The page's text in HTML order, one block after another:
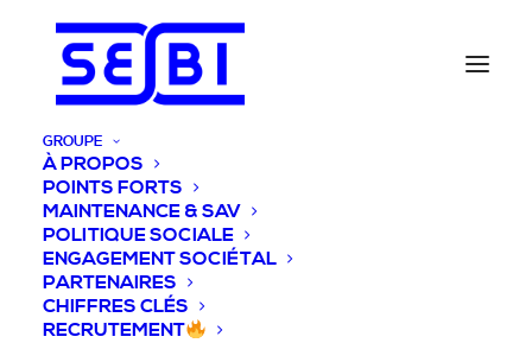
GROUPE
À PROPOS
POINTS FORTS
MAINTENANCE & SAV
POLITIQUE SOCIALE
ENGAGEMENT SOCIÉTAL
PARTENAIRES
CHIFFRES CLÉS
RECRUTEMENT